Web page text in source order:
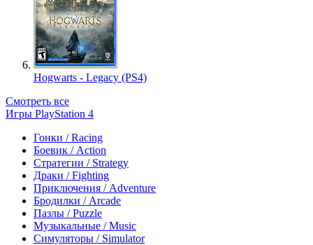
Hogwarts - Legacy (PS4)
Смотреть все
Игры PlayStation 4
Гонки / Racing
Боевик / Action
Стратегии / Strategy
Драки / Fighting
Приключения / Adventure
Бродилки / Arcade
Пазлы / Puzzle
Музыкальные / Music
Симуляторы / Simulator